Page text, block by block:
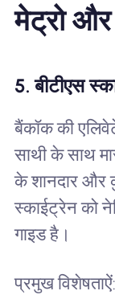
मेट्रो
5. बीटीएस
बैंकॉक की
साथी के साथ
के शानदार और
स्काईट्रेन को
गाइड है।
प्रमुख विशेषताऐं: